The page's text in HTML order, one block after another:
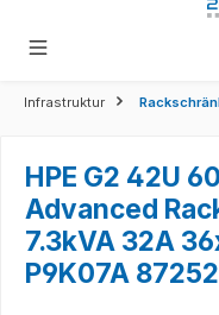
Infrastruktur
HPE G2 42U
Advanced
7.3kVA 32A
P9K07A